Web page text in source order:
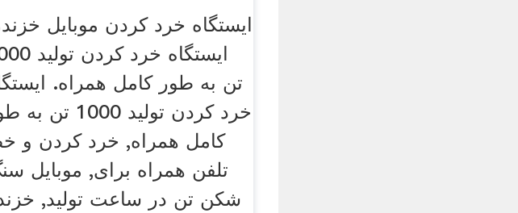
ایستگاه خرد کردن موبایل
ایستگاه خرد
تن به طور کامل همراه.
خرد کردن تولید 1000 تن
کامل همراه, خرد کردن و
تلفن همراه برای, موبایل
شکن تن در ساعت تولید,